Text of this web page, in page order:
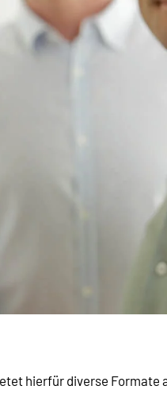
hierfür diverse Formate